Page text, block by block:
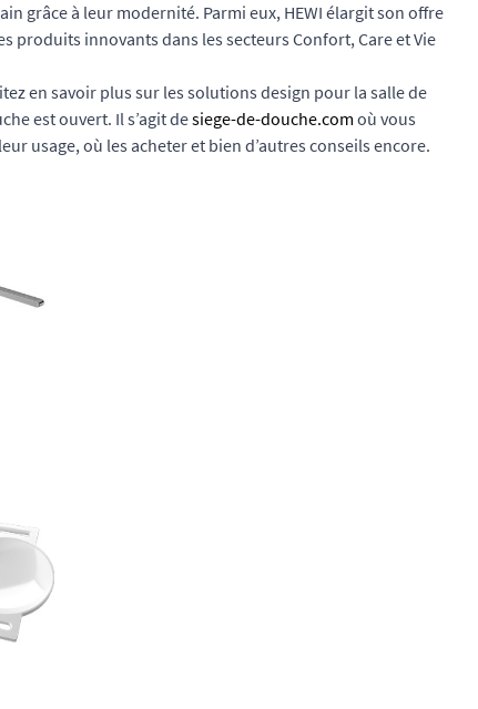
grâce à leur modernité. Parmi eux, HEWI élargit son offre
produits innovants dans les secteurs Confort, Care et Vie
en savoir plus sur les solutions design pour la salle de
est ouvert. Il s’agit desiege-de-douche.com où vous
usage, où les acheter et bien d’autres conseils encore.